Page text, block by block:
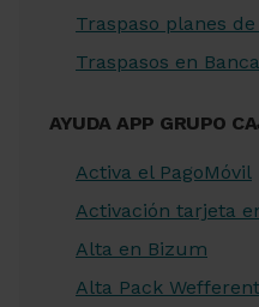
Traspaso planes
Traspasos en
AYUDA APP GRUPO
Activa el PagoMóvil
Activación tarjeta
Alta en Bizum
Alta Pack